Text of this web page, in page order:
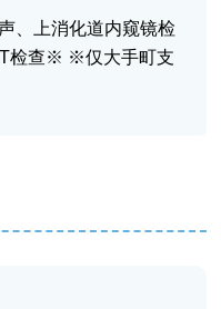
、上消化道内窥镜检
检查※ ※仅大手町支